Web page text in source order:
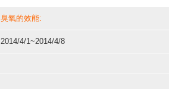
臭氧的效能:
2014/4/1~2014/4/8